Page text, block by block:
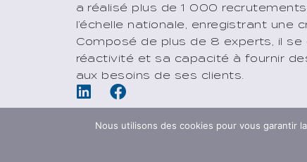
a réalisé plus de 1 000
l’échelle nationale, enregistrant une
Composé de plus de 8 experts, il se
réactivité et sa capacité à fournir
aux besoins de ses clients.
Nous utilisons des cookies pour vous garantir